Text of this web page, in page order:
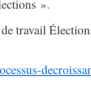
».
travail